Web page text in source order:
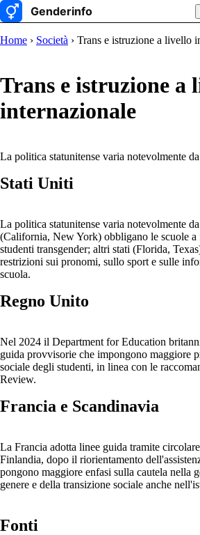
Home › Società › Trans e istruzione a livello
Trans e istruzione a
internazionale
La politica statunitense varia notevolmente da
Stati Uniti
La politica statunitense varia notevolmente
(California, New York) obbligano le scuole a
studenti transgender; altri stati (Florida,
restrizioni sui pronomi, sullo sport e sulle
scuola.
Regno Unito
Nel 2024 il Department for Education
guida provvisorie che impongono maggiore
sociale degli studenti, in linea con le
Review.
Francia e Scandinavia
La Francia adotta linee guida tramite
Finlandia, dopo il riorientamento
pongono maggiore enfasi sulla cautela nella
genere e della transizione sociale anche
Fonti